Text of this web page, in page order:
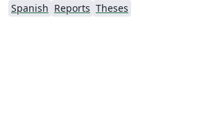
Spanish Reports Theses